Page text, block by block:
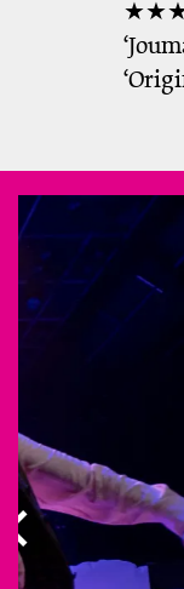
Overslaan